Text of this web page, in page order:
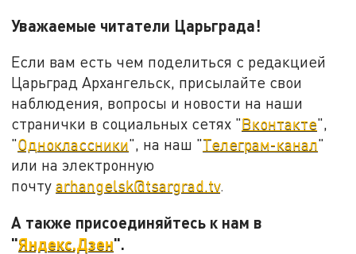
Уважаемые читатели Царьграда!
Если вам есть чем поделиться с редакцией
Царьград Архангельск, присылайте свои
наблюдения, вопросы и новости на наши
странички в социальных сетях "Вконтакте",
"Одноклассники", на наш "Телеграм-канал"
или на электронную
почтуarhangelsk@tsargrad.tv.
А также присоединяйтесь к нам в
"Яндекс.Дзен".